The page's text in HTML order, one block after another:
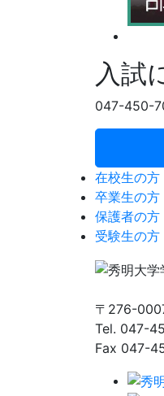
入試
047-450-
在校生の方
卒業生の方
保護者の方
受験生の方
Tel. 047-
Fax 047-